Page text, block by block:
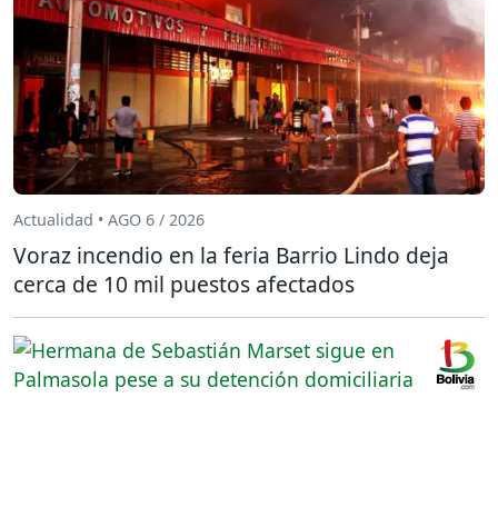
Actualidad • AGO 6 / 2026
Voraz incendio en la feria Barrio Lindo deja
cerca de 10 mil puestos afectados